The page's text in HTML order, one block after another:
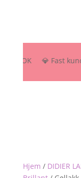
NOK 💎 Fast
Hjem / DIDIER